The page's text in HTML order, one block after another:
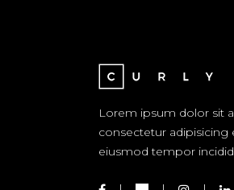
Lorem ipsum dolor sit
consectetur adipisicing
eiusmod tempor